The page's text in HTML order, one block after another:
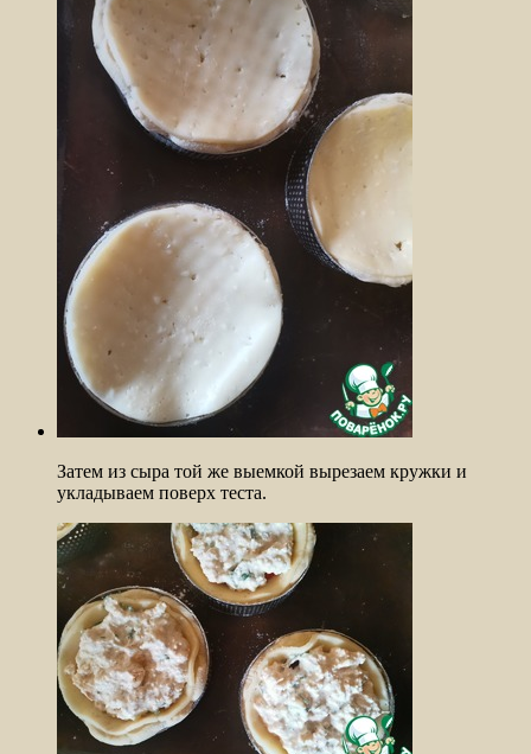
Затем из сыра той же выемкой вырезаем кружки и
укладываем поверх теста.